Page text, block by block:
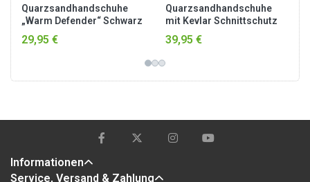
Quarzsandhandschuhe
„Warm Defender“ Schwarz
29,95 €
Quarzsandhandschuhe
mit Kevlar Schnittschutz
„Super Defender KEV-5“
Schwarz
39,95 €
Informationen
Service, Versand & Zahlung